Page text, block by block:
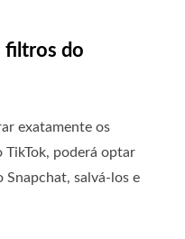
filtros do
exatamente os
TikTok, poderá optar
salvá-los e